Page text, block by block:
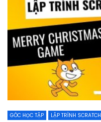
GÓC HỌC TẬP LẬP TRÌNH SCRATCH